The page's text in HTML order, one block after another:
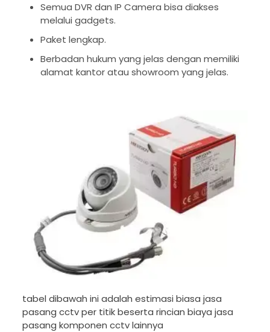
Semua DVR dan IP Camera bisa diakses
melalui gadgets.
Paket lengkap.
Berbadan hukum yang jelas dengan memiliki
alamat kantor atau showroom yang jelas.
tabel dibawah ini adalah estimasi biasa jasa
pasang cctv per titik beserta rincian biaya jasa
pasang komponen cctv lainnya